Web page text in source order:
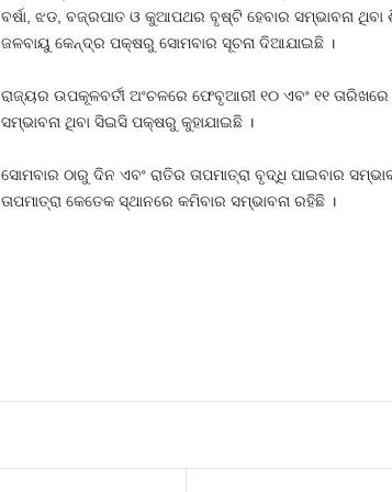
ବର୍ଷା, ଝଡ, ବଜ୍ରପାତ ଓ କୁଆପଥର ବୃଷ୍ଟି ହେବାର ସମ୍ଭାବନା
ଜଳବାୟୁ କେନ୍ଦ୍ର ପକ୍ଷରୁ ସୋମବାର ସୂଚନା ଦିଆଯାଇଛି ।
ରାଜ୍ୟର ଉପକୂଳବର୍ତୀ ଅଂଚଳରେ ଫେବୃଆରୀ ୧୦ ଏବଂ ୧୧
ସମ୍ଭାବନା ଥିବା ସିଇସି ପକ୍ଷରୁ କୁହାଯାଇଛି ।
ସୋମବାର ଠାରୁ ଦିନ ଏବଂ ରାତିର ତାପମାତ୍ରା ବୃଦ୍ଧି ପାଇବାର
ତାପମାତ୍ରା କେତେକ ସ୍ଥାନରେ କମିବାର ସମ୍ଭାବନା ରହିଛି ।